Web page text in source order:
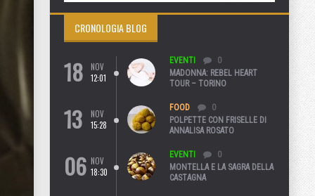
CRONOLOGIA BLOG
18
NOV
12:01
EVENTI
0
MADONNA: REBEL HEART
TOUR – TORINO
13
NOV
15:28
FOOD
0
POLPETTE CON FRISELLE DI
ANNALISA ROSATO
06 NOV
18:30
EVENTI
0
MONTELLA E LA SAGRA DELLA
CASTAGNA